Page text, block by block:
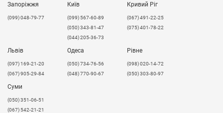
Запоріжжя
(099) 048-79-77
Київ
(099) 567-60-89
(050) 343-81-47
(044) 205-36-73
Кривий Ріг
(067) 491-22-25
(075) 401-78-22
Львів
​(097) 169-21-20
(067) 905-29-84
Одеса
(050) 734-76-56
(048) 770-90-67
Рівне
(098) 020-14-72
(050) 303-80-97
Суми
(050) 351-06-51
(067) 542-21-21